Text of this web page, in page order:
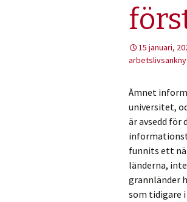
15 januari,
Ämnet
universitet,
är avsedd för
funnits ett
länderna,
grannländer
som tidigare